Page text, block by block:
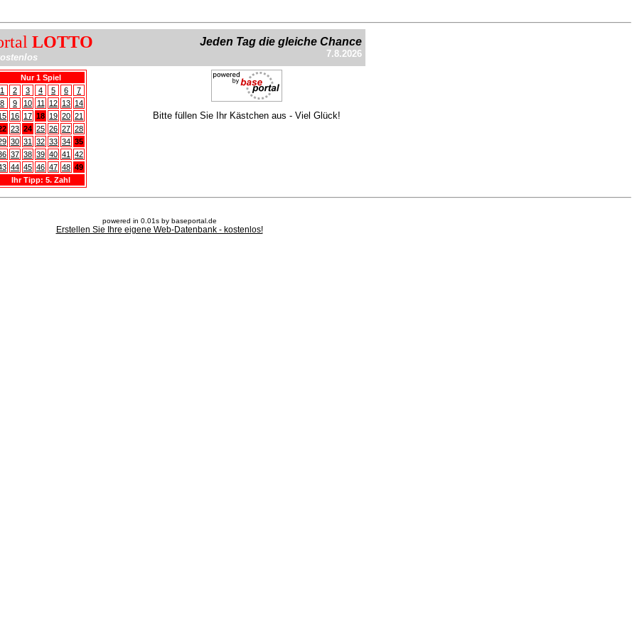
LOTTO Jeden Tag die gleiche Chance
7.8.2026
Nur 1 Spiel
1
2 3 4 5 6
7
8
9 10 11 12 13 14
16 17 18 19 20 21
23 24 25 26 27 28
30 31 32 33 34 35
37 38 39 40 41
42
44 45 46 47 48 49
Ihr Tipp: 5. Zahl
Bitte füllen Sie Ihr Kästchen aus - Viel Glück!
powered in 0.01s by baseportal.de
Erstellen Sie Ihre eigene Web-Datenbank - kostenlos!